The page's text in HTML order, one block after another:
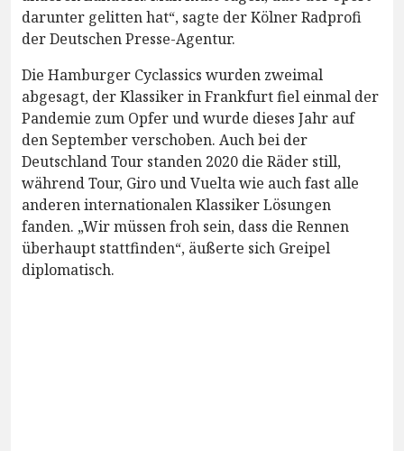
darunter gelitten hat“, sagte der Kölner Radprofi
der Deutschen Presse-Agentur.
Die Hamburger Cyclassics wurden zweimal
abgesagt, der Klassiker in Frankfurt fiel einmal der
Pandemie zum Opfer und wurde dieses Jahr auf
den September verschoben. Auch bei der
Deutschland Tour standen 2020 die Räder still,
während Tour, Giro und Vuelta wie auch fast alle
anderen internationalen Klassiker Lösungen
fanden. „Wir müssen froh sein, dass die Rennen
überhaupt stattfinden“, äußerte sich Greipel
diplomatisch.